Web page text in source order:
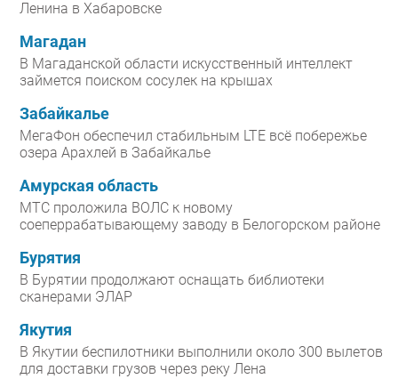
Ленина в Хабаровске
Магадан
В Магаданской области искусственный интеллект
займется поиском сосулек на крышах
Забайкалье
МегаФон обеспечил стабильным LTE всё побережье
озера Арахлей в Забайкалье
Амурская область
МТС проложила ВОЛС к новому
соеперрабатывающему заводу в Белогорском районе
Бурятия
В Бурятии продолжают оснащать библиотеки
сканерами ЭЛАР
Якутия
В Якутии беспилотники выполнили около 300 вылетов
для доставки грузов через реку Лена